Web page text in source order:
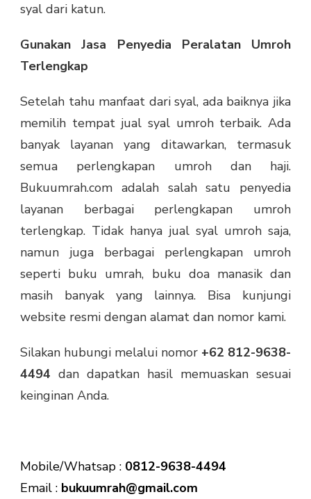
syal dari katun.
Gunakan Jasa Penyedia Peralatan Umroh
Terlengkap
Setelah tahu manfaat dari syal, ada baiknya jika
memilih tempat jual syal umroh terbaik. Ada
banyak layanan yang ditawarkan, termasuk
semua perlengkapan umroh dan haji.
Bukuumrah.com adalah salah satu penyedia
layanan berbagai perlengkapan umroh
terlengkap. Tidak hanya jual syal umroh saja,
namun juga berbagai perlengkapan umroh
seperti buku umrah, buku doa manasik dan
masih banyak yang lainnya. Bisa kunjungi
website resmi dengan alamat dan nomor kami.
Silakan hubungi melalui nomor +62 812-9638-
4494 dan dapatkan hasil memuaskan sesuai
keinginan Anda.
Mobile/Whatsap : 0812-9638-4494
Email : bukuumrah@gmail.com